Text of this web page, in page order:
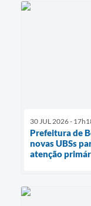
30 JUL 2026 -
Prefeitura de
novas UBSs
atenção